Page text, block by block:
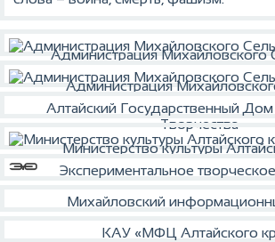
Администрация Михайловского
Администрация
Алтайский Государственный
Творчества
Министерство культуры
Экспериментальное
Михайловский
КАУ «МФЦ Алтайского